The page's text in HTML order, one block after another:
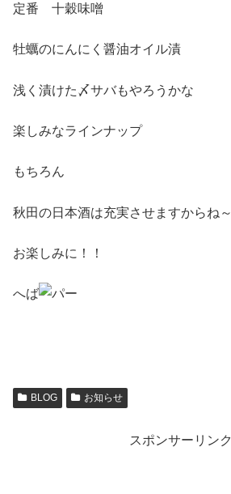
定番 十穀味噌
牡蠣のにんにく醤油オイル漬
浅く漬けた〆サバもやろうかな
楽しみなラインナップ
もちろん
秋田の日本酒は充実させますからね～
お楽しみに！！
へば
BLOG お知らせ
スポンサーリンク